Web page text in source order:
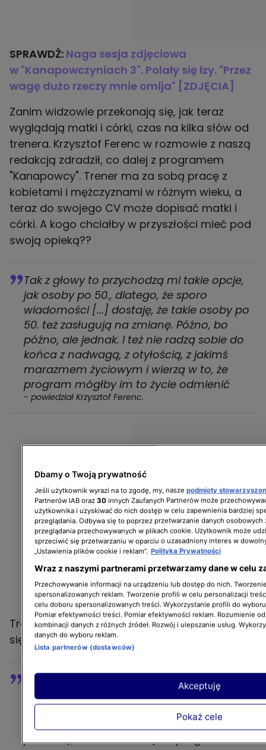
SPRAWDŹ: Naga sesja zdjęciowa
w "Kanapowczyniach 3". Polały się łzy. "Przez
wagę dużo rzeczy mnie omija" [ZDJĘCIA]
Zanim widzowie przekonają się, jak teraz
wyglądają matki i córki, czas na kilka słów od
trenera. Krzysztof Ferenc w rozmowie z naszą
redakcją zdradził, co dalej z programem
"Kanapowcy". Trener ma za sobą pracę z
kobietami i mężczyznami w różnym wieku, a
teraz do swojego CV może dopisać matki i
córki. A kogo chciałby w przyszłości mieć pod
swoją opieką??
Tak z głowy to przychodzą mi takie opcje,
jak osoby po 50., dlatego, że sporo
wiadomości [...] dostaję, że takie osoby po
50. też zasługują na zmianę. Późno, bo
późno, ale jednak. I też nie radzą sobie do
końca z nadwagą, z otyłością, z jakimś
marazmem życiowym i wierzą w to, że
program mógłby im to życie odmienić
- powiedział Krzysztof Ferenc.
Trener nie ukrywał, że dobrze pracowało mu
się z pokoleniem Z i chciałby do tego wrócić.
Bardzo fajnie mi się pracowało z tym
pokoleniem Z, mimo tego, że byłem
przerażony na początku, czy się w ogóle
dogadamy. Natomiast złapaliśmy fajną
przelotkę, młodzi wnoszą do programu
Dbamy o Twoją prywatność
Jeśli użytkownik wyrazi na to zgodę, my, nasze podmioty
Partnerów IAB oraz 30 innych Zaufanych Partnerów może
użytkownika i uzyskiwać do nich dostęp w celu zapewnienia bardziej
przeglądania. Odbywa się to poprzez przetwarzanie danych osobowych
przeglądania przechowywanych w plikach cookie. Użytkownik może
sprzeciwić się przetwarzaniu w oparciu o uzasadniony interes w
„Ustawienia plików cookie i reklam”. Polityka Prywatności
Wraz z naszymi partnerami przetwarzamy dane w celu
Przechowywanie informacji na urządzeniu lub dostęp do nich.
spersonalizowanych reklam. Tworzenie profili w celu personalizacji
celu doboru spersonalizowanych treści. Wykorzystanie profili do
Pomiar efektywności treści. Pomiar efektywności reklam. Rozumienie
kombinacji danych z różnych źródeł. Rozwój i ulepszanie usług.
danych do wyboru reklam.
Lista partnerów (dostawców)
Pokaż cele
Akceptuję